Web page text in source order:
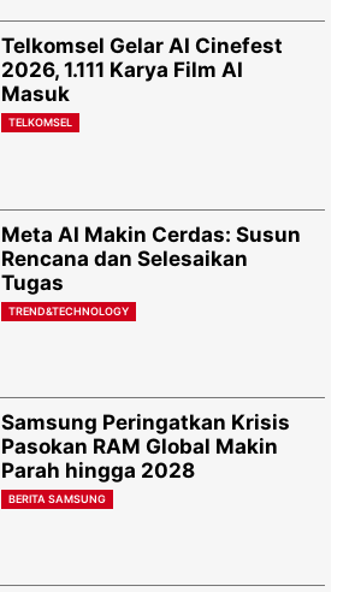
Telkomsel Gelar AI Cinefest
2026, 1.111 Karya Film AI
Masuk
TELKOMSEL
Meta AI Makin Cerdas: Susun
Rencana dan Selesaikan
Tugas
TREND&TECHNOLOGY
Samsung Peringatkan Krisis
Pasokan RAM Global Makin
Parah hingga 2028
BERITA SAMSUNG